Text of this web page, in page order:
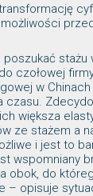
stażu
czołowej
w
czasu.
większa
ze stażem a
i jest to
wspomniany
obok, do
– opisuje